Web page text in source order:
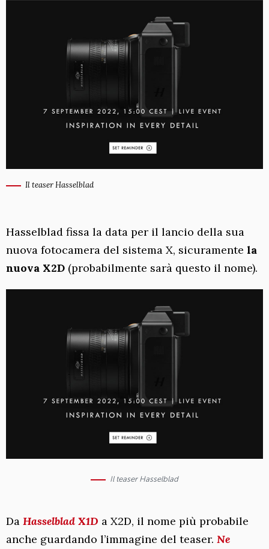
Il teaser Hasselblad
Hasselblad fissa la data per il lancio della sua
nuova fotocamera del sistema X, sicuramente la
nuova X2D (probabilmente sarà questo il nome).
Il teaser Hasselblad
Da Hasselblad X1D a X2D, il nome più probabile
anche guardando l’immagine del teaser. Ne